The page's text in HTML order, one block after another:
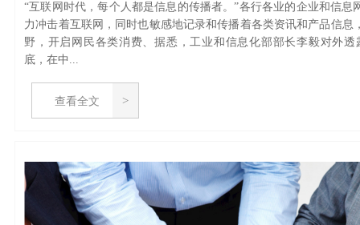
“互联网时代，每个人都是信息的传播者。”各行各业的企业和信息
力冲击着互联网，同时也敏感地记录和传播着各类资讯和产品信息
野，开启网民各类消费、据悉，工业和信息化部部长李毅对外透
底，在中...
查看全文